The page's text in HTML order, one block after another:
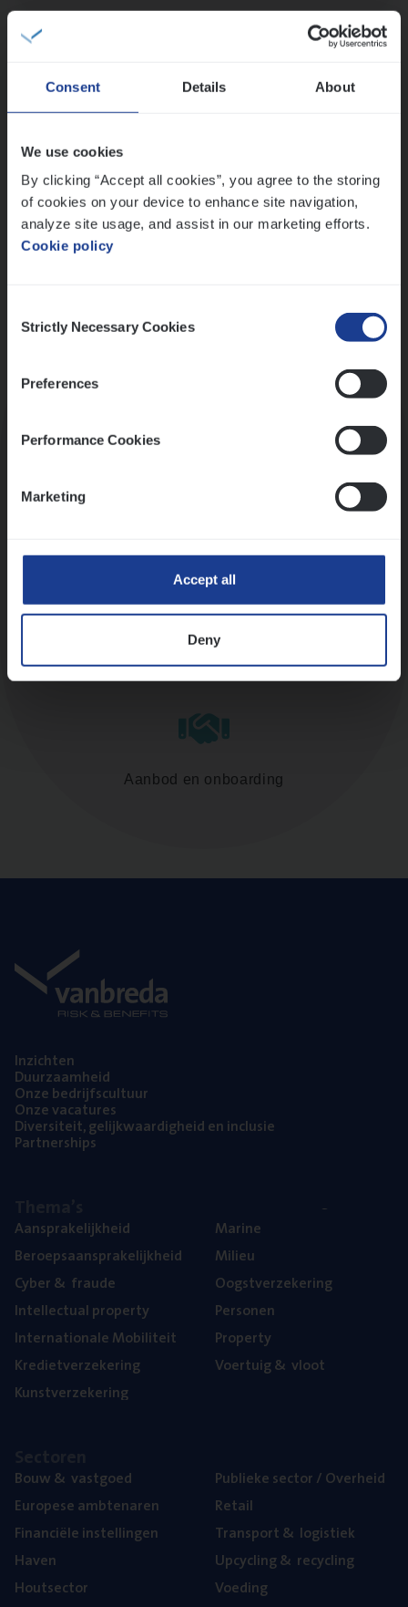
Consent Details About
We use cookies
By clicking “Accept all cookies”, you agree to the storing
of cookies on your device to enhance site navigation,
analyze site usage, and assist in our marketing efforts.
Cookie policy
Selection
Strictly Necessary Cookies
Preferences
Performance Cookies
Marketing
Accept all
Deny
Mathias houdt van diepgaande dossiers én droge
humor
werk
Ons sollicitatieproces
Diepte-interview met leidinggevende
Aanbod en onboarding
Inzich­ten
Duur­zaam­heid
Onze bedrijfs­cul­tuur
Onze vaca­tu­res
Diver­si­teit, gelijk­waar­dig­heid en inclusie
Part­ner­ships
Aan­spra­ke­lijk­heid
Beroeps­aan­spra­ke­lijk­heid
Cyber& fraude
Intel­lec­tu­al property
Inter­na­ti­o­na­le Mobiliteit
Kre­diet­ver­ze­ke­ring
Kunst­ver­ze­ke­ring
Mari­ne
Mili­eu
Oogst­ver­ze­ke­ring
Per­so­nen
Pro­per­ty
Voer­tuig& vloot
Bouw& vastgoed
Euro­pe­se ambtenaren
Finan­ci­ë­le instellingen
Haven
Hout­sec­tor
Publie­ke sec­tor / Overheid
Retail
Trans­port& logistiek
Upcy­cling& recycling
Voe­ding